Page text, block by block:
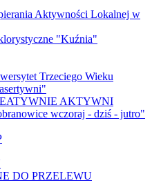
Aktywności Lokalnej w
"Kuźnia"
Trzeciego Wieku
AKTYWNI
wczoraj - dziś - jutro"
DO PRZELEWU